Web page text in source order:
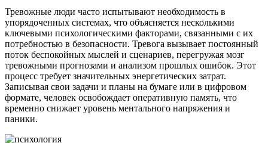
Тревожные люди часто испытывают необходимость в
упорядоченных системах, что объясняется несколькими
ключевыми психологическими факторами, связанными с их
потребностью в безопасности. Тревога вызывает постоянный
поток беспокойных мыслей и сценариев, перегружая мозг
тревожными прогнозами и анализом прошлых ошибок. Этот
процесс требует значительных энергетических затрат.
Записывая свои задачи и планы на бумаге или в цифровом
формате, человек освобождает оперативную память, что
временно снижает уровень ментального напряжения и
паники.